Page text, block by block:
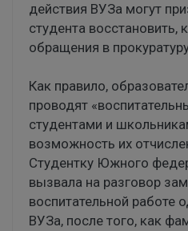
действия ВУЗа могут
студента восстановить,
обращения в
Как правило,
проводят
студентами и
возможность их
Студентку Южного
вызвала на разговор
воспитательной работе
ВУЗа, после того, как